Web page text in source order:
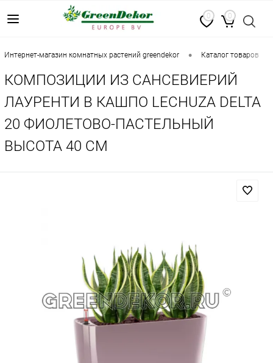
0 0
интернет-магазин комнатных растений greendekor • каталог товаров
КОМПОЗИЦИИ ИЗ CАНСЕВИЕРИЙ
ЛАУРЕНТИ В КАШПО LECHUZA DELTA
20 ФИОЛЕТОВО-ПАСТЕЛЬНЫЙ
ВЫСОТА 40 СМ